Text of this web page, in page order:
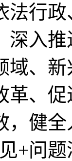
法行
深入
域、
革、
，健
+问